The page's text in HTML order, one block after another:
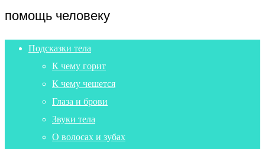
помощь человеку
Подсказки тела
К чему горит
К чему чешется
Глаза и брови
Звуки тела
О волосах и зубах